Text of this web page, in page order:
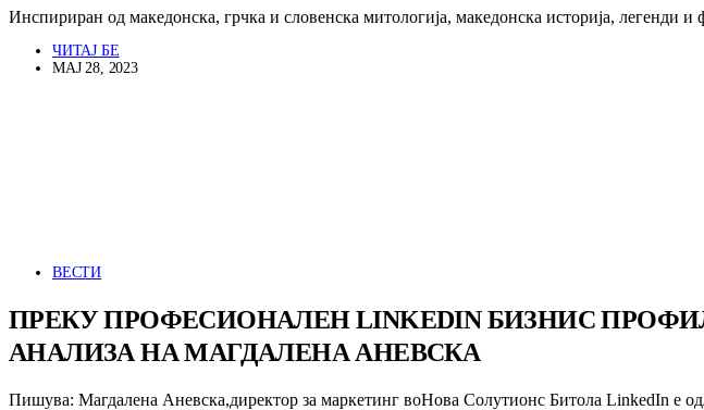
Инспириран од македонска, грчка и словенска митологија, македонска историја, легенди
ЧИТАЈ БЕ
МАЈ 28, 2023
ВЕСТИ
ПРЕКУ ПРОФЕСИОНАЛЕН LINKEDIN БИЗНИС
АНАЛИЗА НА МАГДАЛЕНА АНЕВСКА
Пишува: Магдалена Аневска,директор за маркетинг воНова Солутионс Битола LinkedIn е